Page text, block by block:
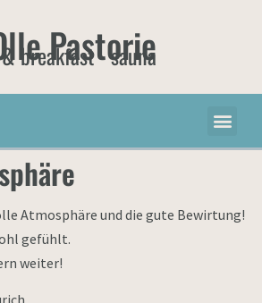
Pastorie
breakfast - sauna
Atmosphäre und die gute Bewirtung!
gefühlt.
weiter!